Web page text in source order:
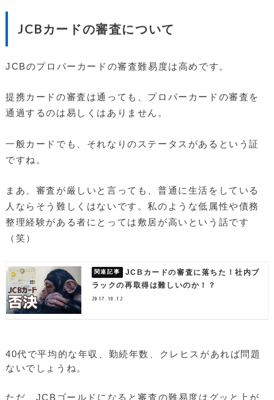
JCBカードの審査について
JCBのプロパーカードの審査難易度は高めです。
提携カードの審査は通っても、プロパーカードの審査を
通過するのは易しくはありません。
一般カードでも、それなりのステータスがあるという証
ですね。
まあ、審査が厳しいと言っても、普通に生活をしている
人ならそう難しくはないです。私のような低属性や債務
整理経験がある者にとっては敷居が高いという話です
（笑）
JCBカードの審査に落ちた！社内ブ
ラックの再取得は難しいのか！？
2017.10.12
40代で平均的な年収、勤続年数、クレヒスがあれば問題
ないでしょうね。
ただ、JCBゴールドになると審査の難易度はグッと上が